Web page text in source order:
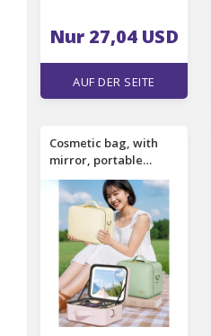
Nur 27,04 USD
AUF DER SEITE
Cosmetic bag, with
mirror, portable
cosmetic storage.